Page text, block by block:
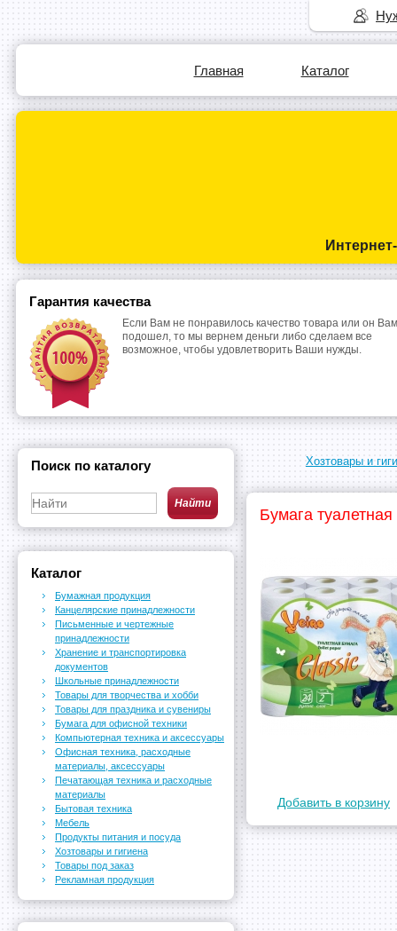
Главная Каталог
Гарантия качества
Если Вам не понравилось качество товара или он
подошел, то мы вернем деньги либо сделаем все
возможное, чтобы удовлетворить Ваши нужды.
Хозтовары и
Бумага
Добавить в корзину
Поиск по каталогу
Каталог
Бумажная продукция
Канцелярские принадлежности
Письменные и чертежные
принадлежности
Хранение и транспортировка
документов
Школьные принадлежности
Товары для творчества и хобби
Товары для праздника и сувениры
Бумага для офисной техники
Компьютерная техника и аксессуары
Офисная техника, расходные
материалы, аксессуары
Печатающая техника и расходные
материалы
Бытовая техника
Мебель
Продукты питания и посуда
Хозтовары и гигиена
Товары под заказ
Рекламная продукция